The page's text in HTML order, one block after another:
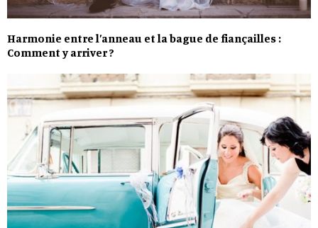
Harmonie entre l’anneau et la bague de fiançailles :
Comment y arriver ?